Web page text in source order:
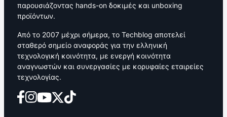
παρουσιάζοντας hands-on δοκιμές και unboxing
προϊόντων.
Από το 2007 μέχρι σήμερα, το Techblog αποτελεί
σταθερό σημείο αναφοράς για την ελληνική
τεχνολογική κοινότητα, με ενεργή κοινότητα
αναγνωστών και συνεργασίες με κορυφαίες εταιρείες
τεχνολογίας.